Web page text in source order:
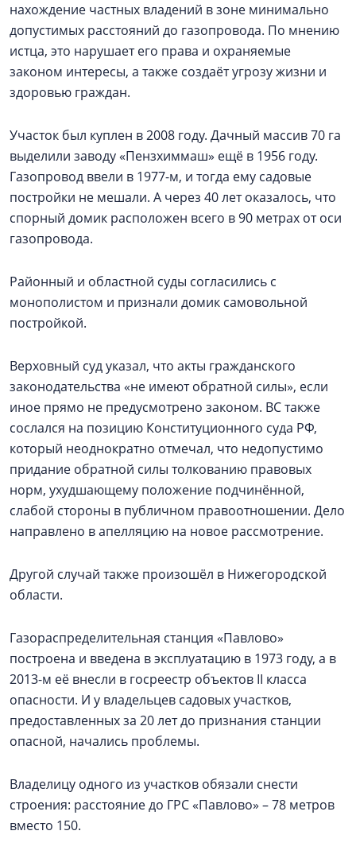
нахождение частных владений в зоне минимально
допустимых расстояний до газопровода. По мнению
истца, это нарушает его права и охраняемые
законом интересы, а также создаёт угрозу жизни и
здоровью граждан.
Участок был куплен в 2008 году. Дачный массив 70 га
выделили заводу «Пензхиммаш» ещё в 1956 году.
Газопровод ввели в 1977-м, и тогда ему садовые
постройки не мешали. А через 40 лет оказалось, что
спорный домик расположен всего в 90 метрах от оси
газопровода.
Районный и областной суды согласились с
монополистом и признали домик самовольной
постройкой.
Верховный суд указал, что акты гражданского
законодательства «не имеют обратной силы», если
иное прямо не предусмотрено законом. ВС также
сослался на позицию Конституционного суда РФ,
который неоднократно отмечал, что недопустимо
придание обратной силы толкованию правовых
норм, ухудшающему положение подчинённой,
слабой стороны в публичном правоотношении. Дело
направлено в апелляцию на новое рассмотрение.
Другой случай также произошёл в Нижегородской
области.
Газораспределительная станция «Павлово»
построена и введена в эксплуатацию в 1973 году, а в
2013-м её внесли в госреестр объектов II класса
опасности. И у владельцев садовых участков,
предоставленных за 20 лет до признания станции
опасной, начались проблемы.
Владелицу одного из участков обязали снести
строения: расстояние до ГРС «Павлово» – 78 метров
вместо 150.